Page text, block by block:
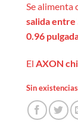
Se alimenta
salida
0.96
El AXON
Sin existencias